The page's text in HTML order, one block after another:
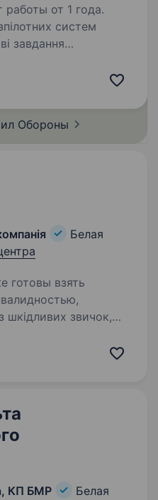
от 1 года.
систем
завдання
Обороны
Белая
готовы взять
обʼєктів
КП БМР
Белая